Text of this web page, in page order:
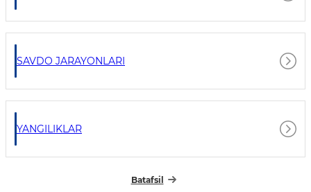
SAVDO JARAYONLARI
YANGILIKLAR
Batafsil